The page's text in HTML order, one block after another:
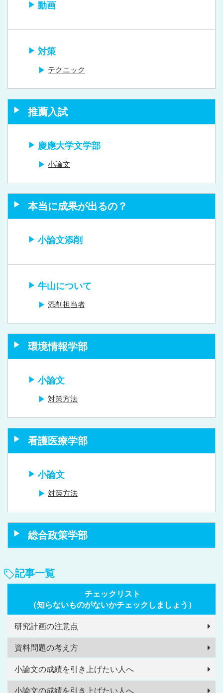
動画
対策
テクニック
推薦入試
慶應大学文学部
小論文
本当に成果が出るの？
小論文添削
牛山について
添削担当者
環境情報学部
小論文
対策方法
看護医療学部
小論文
対策方法
総合政策学部
記事一覧
チェックリスト
（知らないものがないかチェックしましょう）
研究計画の注意点
資料問題の考え方
小論文の成績を引き上げたい人へ
小論文の成績を引き上げたい人へ